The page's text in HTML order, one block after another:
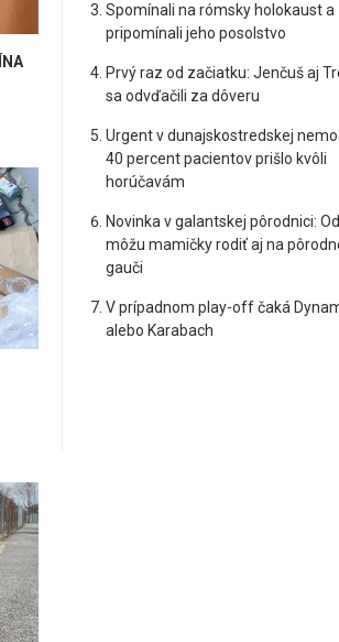
Spomínali na rómsky holokaust a
pripomínali jeho posolstvo
Prvý raz od začiatku: Jenčuš aj
sa odvďačili za dôveru
Urgent v dunajskostredskej
40 percent pacientov prišlo kvôli
horúčavám
Novinka v galantskej pôrodnici:
môžu mamičky rodiť aj na
gauči
V prípadnom play-off čaká
alebo Karabach